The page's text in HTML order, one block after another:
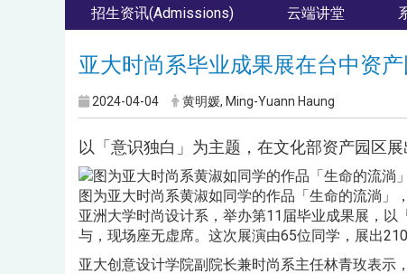
招生资讯(Admissions) 云端讲堂
亚大时尚系毕业成果展在台中资产
2024-04-04 黄明媛, Ming-Yuann Haung
以「意识独白」为主题，在文化部资产园区
图为亚大时尚系黄淑如同学的作品「生命的流淌」
亚洲大学时尚设计系，举办第11届毕业成果展，
与，现场座无虚席。这次展演由65位同学，展出
亚大创意设计学院副院长兼时尚系主任林青玫表示